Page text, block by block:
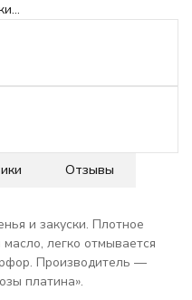
Отзывы
и закуски. Плотное
легко отмывается
Производитель —
платина».